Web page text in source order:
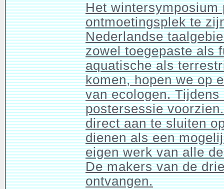
Het
ontmoetingsplek te
Nederlandse
zowel toegepaste als
aquatische als
komen, hopen we op
van ecologen.
postersessie
direct aan te sluiten
dienen als een
eigen werk van alle
De makers van de
ontvangen.